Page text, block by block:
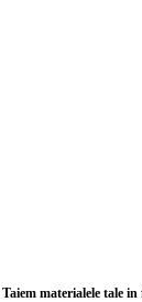
Taiem materialele tale